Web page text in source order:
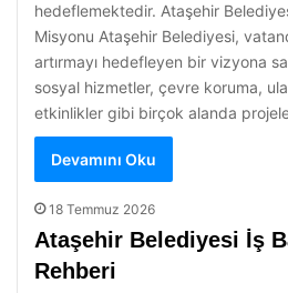
hedeflemektedir. Ataşehir
Misyonu Ataşehir Belediyesi,
artırmayı hedefleyen bir vizyona
sosyal hizmetler, çevre koruma,
etkinlikler gibi birçok alanda
Devamını Oku
18 Temmuz 2026
Ataşehir Belediyesi İş
Rehberi